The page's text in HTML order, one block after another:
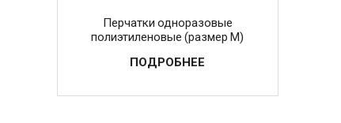
Перчатки одноразовые
полиэтиленовые (размер M)
ПОДРОБНЕЕ